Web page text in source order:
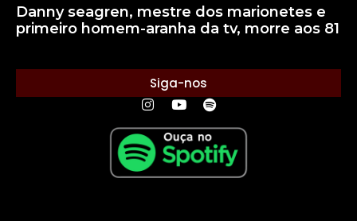
Danny seagren, mestre dos marionetes e
primeiro homem-aranha da tv, morre aos 81
Siga-nos